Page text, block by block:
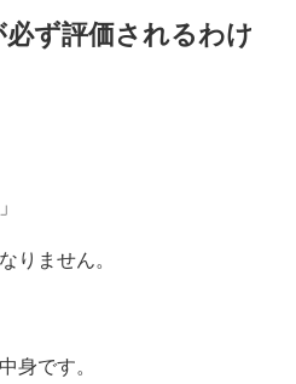
ず評価されるわけ
りません。
身です。